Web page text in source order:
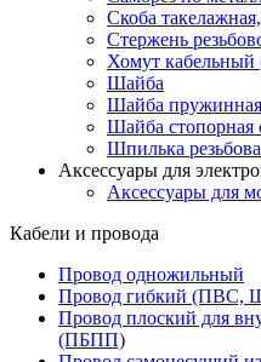
Скоба
Стержень
Хомут кабельный
Шайба
Шайба пружинная
Шайба стопорная
Шпилька
Аксессуары для
Аксессуары для
Кабели и провода
Провод одножильный
Провод гибкий (ПВС,
Провод плоский для
(ПБПП)